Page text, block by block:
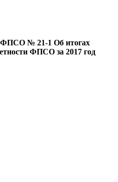
ФПСО № 21-1 Об итогах
ФПСО за 2017 год